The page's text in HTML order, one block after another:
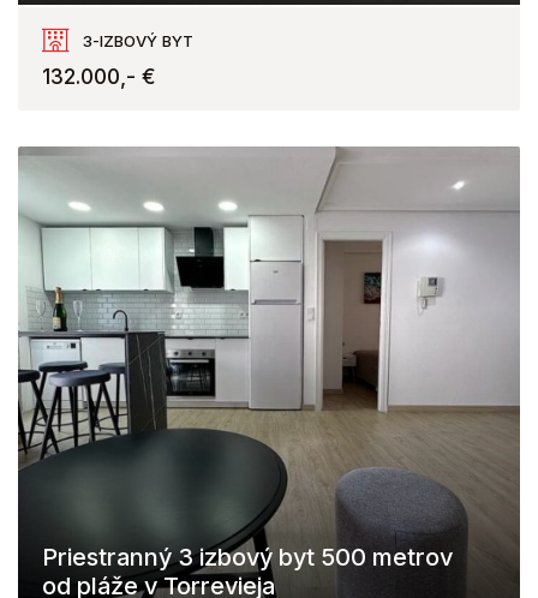
Guardamar del Segura
3-IZBOVÝ BYT
132.000,- €
Priestranný 3 izbový byt 500 metrov
od pláže v Torrevieja